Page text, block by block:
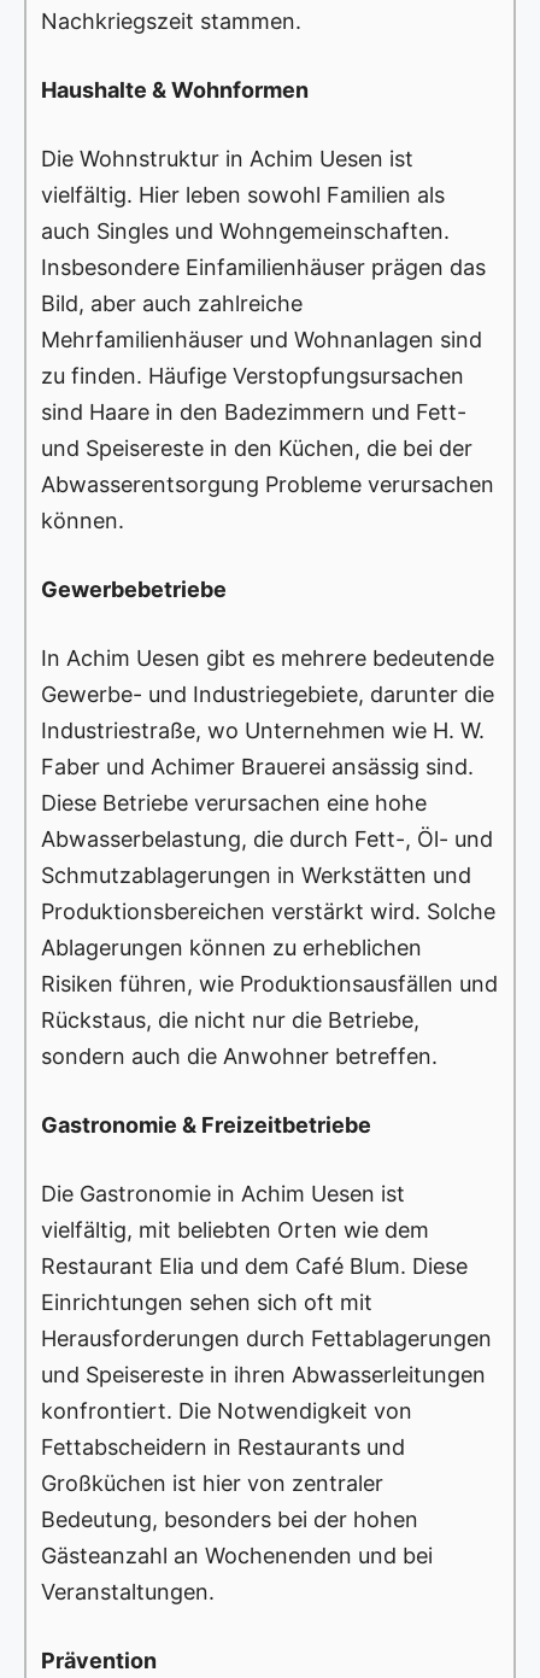
Nachkriegszeit stammen.
Haushalte & Wohnformen
Die Wohnstruktur in Achim Uesen ist
vielfältig. Hier leben sowohl Familien als
auch Singles und Wohngemeinschaften.
Insbesondere Einfamilienhäuser prägen das
Bild, aber auch zahlreiche
Mehrfamilienhäuser und Wohnanlagen sind
zu finden. Häufige Verstopfungsursachen
sind Haare in den Badezimmern und Fett-
und Speisereste in den Küchen, die bei der
Abwasserentsorgung Probleme verursachen
können.
Gewerbebetriebe
In Achim Uesen gibt es mehrere bedeutende
Gewerbe- und Industriegebiete, darunter die
Industriestraße, wo Unternehmen wie H. W.
Faber und Achimer Brauerei ansässig sind.
Diese Betriebe verursachen eine hohe
Abwasserbelastung, die durch Fett-, Öl- und
Schmutzablagerungen in Werkstätten und
Produktionsbereichen verstärkt wird. Solche
Ablagerungen können zu erheblichen
Risiken führen, wie Produktionsausfällen und
Rückstaus, die nicht nur die Betriebe,
sondern auch die Anwohner betreffen.
Gastronomie & Freizeitbetriebe
Die Gastronomie in Achim Uesen ist
vielfältig, mit beliebten Orten wie dem
Restaurant Elia und dem Café Blum. Diese
Einrichtungen sehen sich oft mit
Herausforderungen durch Fettablagerungen
und Speisereste in ihren Abwasserleitungen
konfrontiert. Die Notwendigkeit von
Fettabscheidern in Restaurants und
Großküchen ist hier von zentraler
Bedeutung, besonders bei der hohen
Gästeanzahl an Wochenenden und bei
Veranstaltungen.
Prävention